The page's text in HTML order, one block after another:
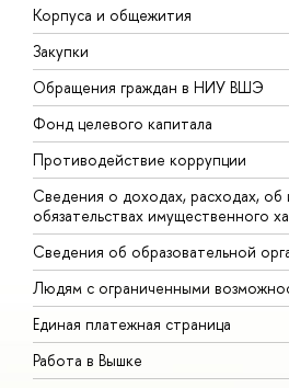
Корпуса и общежития
Закупки
Обращения граждан в НИУ ВШЭ
Фонд целевого капитала
Противодействие коррупции
Сведения о доходах, расходах, об
обязательствах имущественного
Сведения об образовательной
Людям с ограниченными
Единая платежная страница
Работа в Вышке